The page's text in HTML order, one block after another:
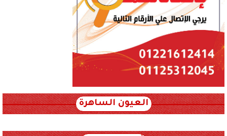
العيون الساهرة